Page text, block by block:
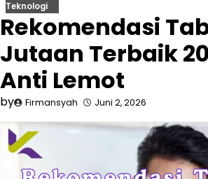
Teknologi
Rekomendasi
Jutaan Terbaik
Anti Lemot
by Firmansyah Juni 2, 2026